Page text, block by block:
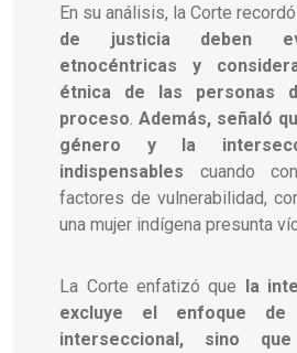
En su análisis, la Corte
de justicia deben
etnocéntricas y
étnica de las personas
proceso.Además, señaló
género y la
indispensables cuando
factores de vulnerabilidad,
una mujer indígena presunta
La Corte enfatizó que la
excluye el enfoque
interseccional, sino